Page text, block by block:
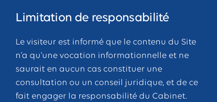
Limitation de responsabilité
Le visiteur est informé que le contenu du Site
n’a qu’une vocation informationnelle et ne
saurait en aucun cas constituer une
consultation ou un conseil juridique, et de ce
fait engager la responsabilité du Cabinet.